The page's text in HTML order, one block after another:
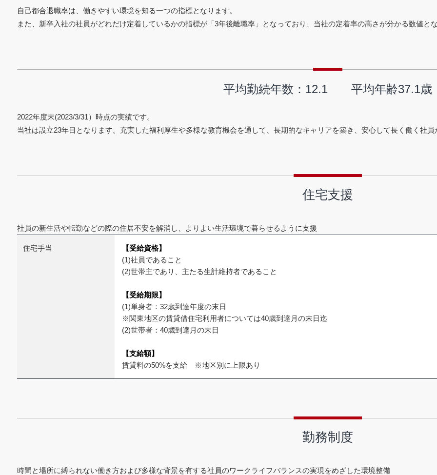
自己都合退職率は、働きやすい環境を知る一つの指標となります。
また、新卒入社の社員がどれだけ定着しているかの指標が「3年後離職率」となっており、当社の定着率の高さが分かる数値と
平均勤続年数：12.1 平均年齢37.1歳
2022年度末(2023/3/31）時点の実績です。
当社は設立23年目となります。充実した福利厚生や多様な教育機会を通して、長期的なキャリアを築き、安心して長く働く社
住宅支援
社員の新生活や転勤などの際の住居不安を解消し、よりよい生活環境で暮らせるように支援
住宅手当
【受給資格】
(1)社員であること
(2)世帯主であり、主たる生計維持者であること
【受給期限】
(1)単身者：32歳到達年度の末日
※関東地区の賃貸借住宅利用者については40歳到達月の末日迄
(2)世帯者：40歳到達月の末日
【支給額】
賃貸料の50%を支給 ※地区別に上限あり
勤務制度
時間と場所に縛られない働き方および多様な背景を有する社員のワークライフバランスの実現をめざした環境整備